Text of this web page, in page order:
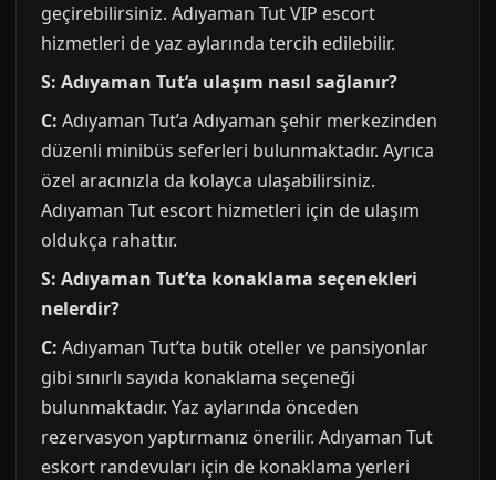
geçirebilirsiniz. Adıyaman Tut VIP escort
hizmetleri de yaz aylarında tercih edilebilir.
S: Adıyaman Tut’a ulaşım nasıl sağlanır?
C: Adıyaman Tut’a Adıyaman şehir merkezinden
düzenli minibüs seferleri bulunmaktadır. Ayrıca
özel aracınızla da kolayca ulaşabilirsiniz.
Adıyaman Tut escort hizmetleri için de ulaşım
oldukça rahattır.
S: Adıyaman Tut’ta konaklama seçenekleri
nelerdir?
C: Adıyaman Tut’ta butik oteller ve pansiyonlar
gibi sınırlı sayıda konaklama seçeneği
bulunmaktadır. Yaz aylarında önceden
rezervasyon yaptırmanız önerilir. Adıyaman Tut
eskort randevuları için de konaklama yerleri